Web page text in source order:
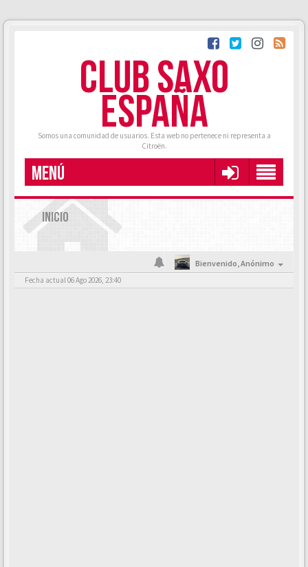
CLUB SAXO
ESPAÑA
Somos una comunidad de usuarios. Esta web no pertenece ni representa a
Citroën.
MENÚ
INICIO
Bienvenido,Anónimo
Fecha actual 06 Ago 2026, 23:40